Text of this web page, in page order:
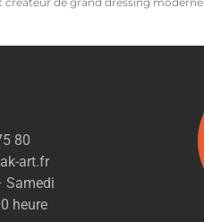
80
art.fr
Samedi
heure